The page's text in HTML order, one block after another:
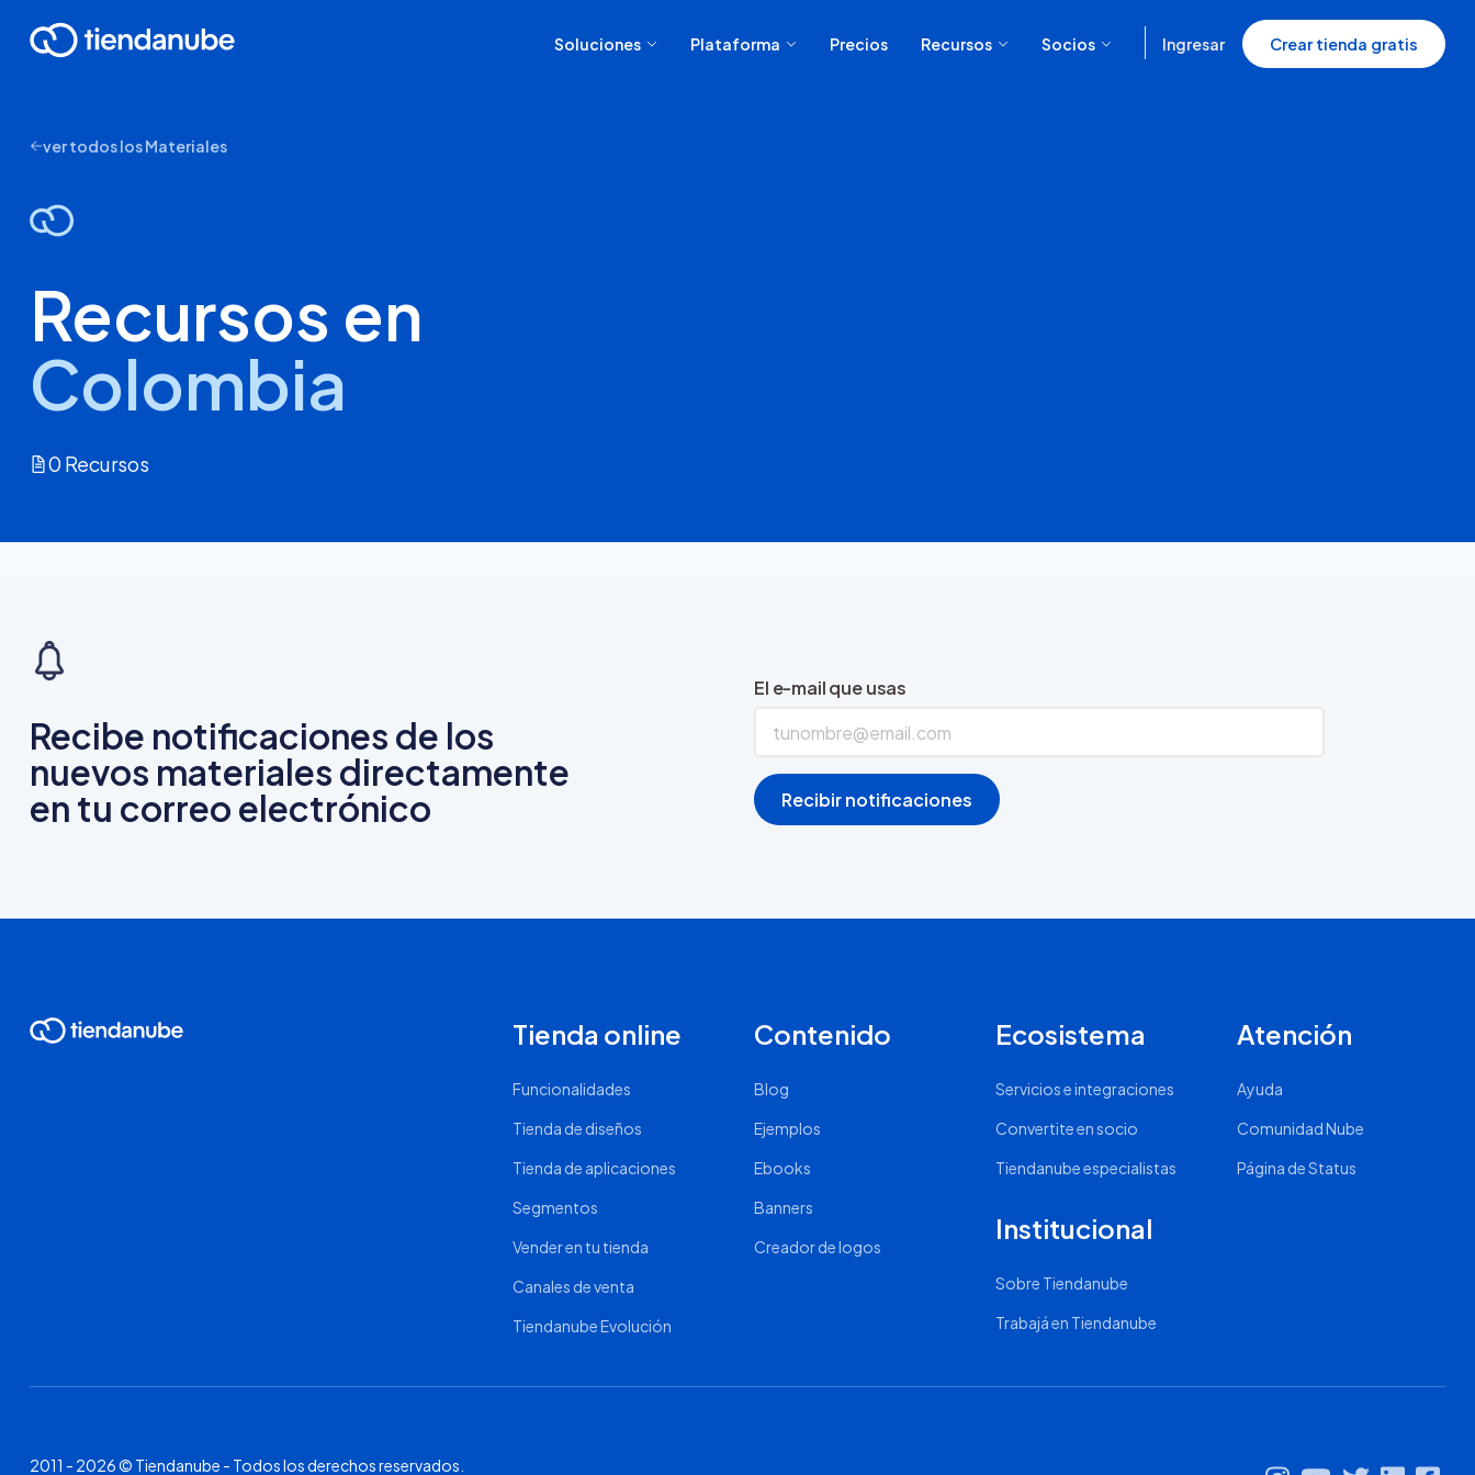
Soluciones Plataforma Precios Recursos Socios Ingresar Crear tienda gratis
ver todos los Materiales
Recursos en
Colombia
0 Recursos
Recibe notificaciones de los
nuevos materiales directamente
en tu correo electrónico
El e-mail que usas
Recibir notificaciones
Tienda online
Funcionalidades
Tienda de diseños
Tienda de aplicaciones
Segmentos
Vender en tu tienda
Canales de venta
Tiendanube Evolución
Contenido
Blog
Ejemplos
Ebooks
Banners
Creador de logos
Ecosistema
Servicios e integraciones
Convertite en socio
Tiendanube especialistas
Institucional
Sobre Tiendanube
Trabajá en Tiendanube
Atención
Ayuda
Comunidad Nube
Página de Status
2011 - 2026 © Tiendanube - Todos los derechos reservados.